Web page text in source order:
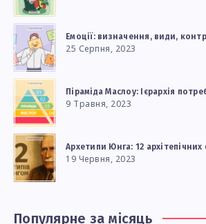
Емоції: визначення, види,
25 Серпня, 2023
Піраміда Маслоу: Ієрархія
9 Травня, 2023
Архетипи Юнга: 12 архітепічних
19 Червня, 2023
Популярне за місяць